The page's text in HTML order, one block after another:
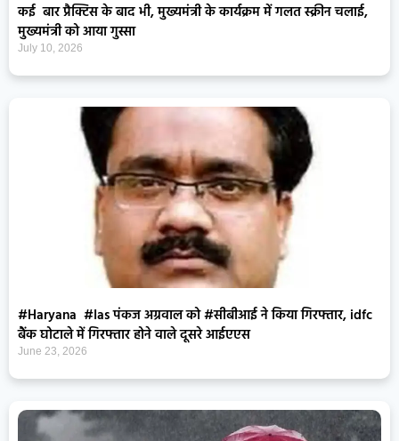
कई बार प्रैक्टिस के बाद भी, मुख्यमंत्री के कार्यक्रम में गलत स्क्रीन चलाई,
मुख्यमंत्री को आया गुस्सा
July 10, 2026
#Haryana #Ias पंकज अग्रवाल को #सीबीआई ने किया गिरफ्तार, idfc
बैंक घोटाले में गिरफ्तार होने वाले दूसरे आईएएस
June 23, 2026